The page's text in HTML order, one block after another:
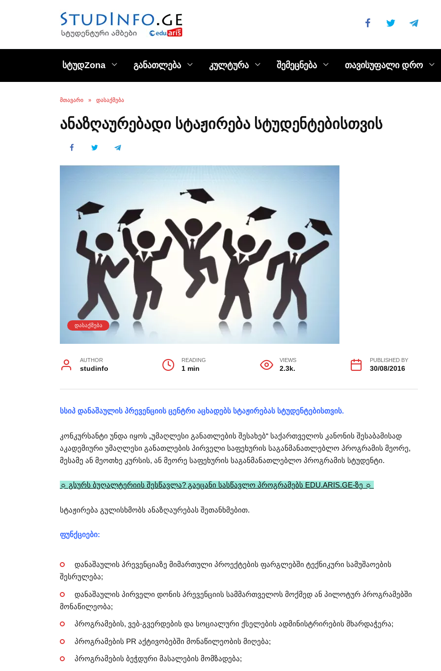
სტუდZona განათლება კულტურა შემეცნება თავისუფალი დრო
ᲛᲗᲐᲕᲐᲠᲘ » ᲓᲐᲡᲐᲥᲛᲔᲑᲐ
ანაზღაურებადი სტაჟირება სტუდენტებისთვის
ᲓᲐᲡᲐᲥᲛᲔᲑᲐ
AUTHOR
studinfo
READING
1 min
VIEWS
2.3k.
PUBLISHED BY
30/08/2016
სსიპ დანაშაულის პრევენციის ცენტრი აცხადებს სტაჟირებას სტუდენტებისთვის.
კონკურსანტი უნდა იყოს „უმაღლესი განათლების შესახებ“ საქართველოს კანონის შესაბამისად
აკადემიური უმაღლესი განათლების პირველი საფეხურის საგანმანათლებლო პროგრამის მეორე,
მესამე ან მეოთხე კურსის, ან მეორე საფეხურის საგანმანათლებლო პროგრამის სტუდენტი.
☼ გსურს ბუღალტერიის შესწავლა? გაეცანი სასწავლო პროგრამებს EDU.ARIS.GE-ზე ☼
სტაჟირება გულისხმობს ანაზღაურებას შეთანხმებით.
ფუნქციები:
დანაშაულის პრევენციაზე მიმართული პროექტების ფარგლებში ტექნიკური სამუშაოების
შესრულება;
დანაშაულის პირველი დონის პრევენციის სამმართველოს მოქმედ ან პილოტურ პროგრამებში
მონაწილეობა;
პროგრამების, ვებ-გვერდების და სოციალური ქსელების ადმინისტრირების მხარდაჭერა;
პროგრამების PR აქტივობებში მონაწილეობის მიღება;
პროგრამების ბეჭდური მასალების მომზადება;